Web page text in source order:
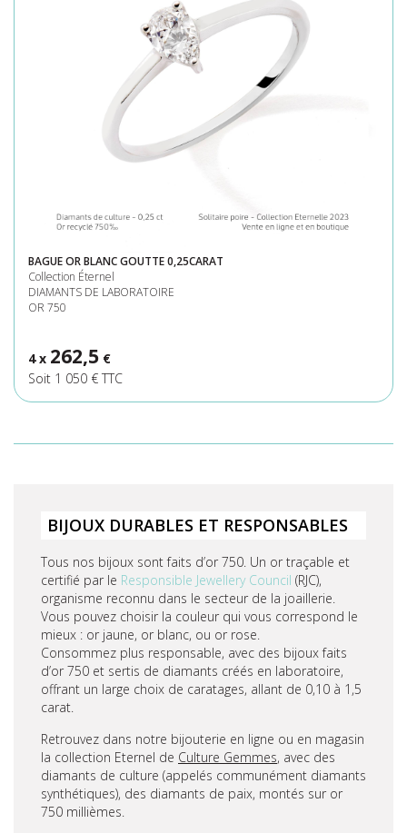
BAGUE OR BLANC GOUTTE 0,25CARAT
Collection Éternel
DIAMANTS DE LABORATOIRE
OR 750
4 x 262,5 €
Soit 1 050 € TTC
BIJOUX DURABLES ET RESPONSABLES
Tous nos bijoux sont faits d’or 750. Un or traçable et
certifié par le Responsible Jewellery Council (RJC),
organisme reconnu dans le secteur de la joaillerie.
Vous pouvez choisir la couleur qui vous correspond le
mieux : or jaune, or blanc, ou or rose.
Consommez plus responsable, avec des bijoux faits
d’or 750 et sertis de diamants créés en laboratoire,
offrant un large choix de caratages, allant de 0,10 à 1,5
carat.
Retrouvez dans notre bijouterie en ligne ou en magasin
la collection Eternel de Culture Gemmes, avec des
diamants de culture (appelés communément diamants
synthétiques), des diamants de paix, montés sur or
750 millièmes.